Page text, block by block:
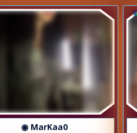
◉ MarKaa0